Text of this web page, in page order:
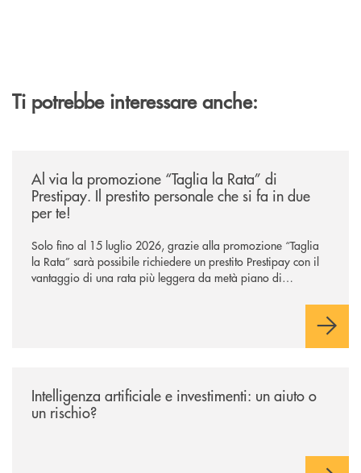
Ti potrebbe interessare anche:
Al via la promozione “Taglia la Rata” di
Prestipay. Il prestito personale che si fa in due
per te!
Solo fino al 15 luglio 2026, grazie alla promozione “Taglia
la Rata” sarà possibile richiedere un prestito Prestipay con il
vantaggio di una rata più leggera da metà piano di
Intelligenza artificiale e investimenti: un aiuto o
un rischio?